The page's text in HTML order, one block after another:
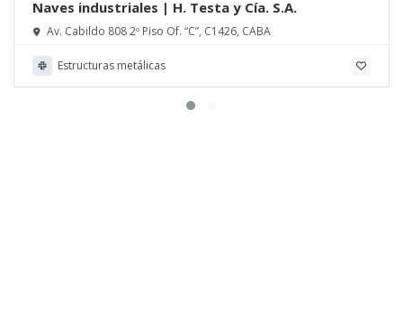
Naves industriales | H. Testa y Cía. S.A.
Av. Cabildo 808 2º Piso Of. “C”, C1426, CABA
Estructuras metálicas